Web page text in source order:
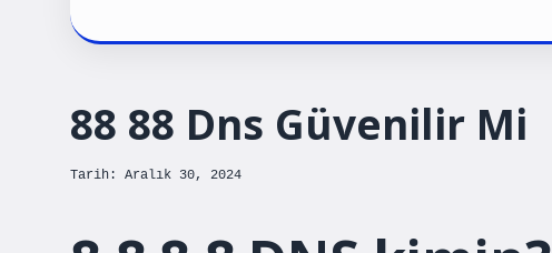
88 88 Dns Güvenilir Mi
Tarih: Aralık 30, 2024